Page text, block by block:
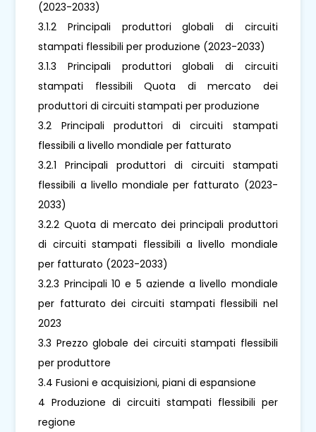
(2023-2033)
3.1.2 Principali produttori globali di circuiti
stampati flessibili per produzione (2023-2033)
3.1.3 Principali produttori globali di circuiti
stampati flessibili Quota di mercato dei
produttori di circuiti stampati per produzione
3.2 Principali produttori di circuiti stampati
flessibili a livello mondiale per fatturato
3.2.1 Principali produttori di circuiti stampati
flessibili a livello mondiale per fatturato (2023-
2033)
3.2.2 Quota di mercato dei principali produttori
di circuiti stampati flessibili a livello mondiale
per fatturato (2023-2033)
3.2.3 Principali 10 e 5 aziende a livello mondiale
per fatturato dei circuiti stampati flessibili nel
2023
3.3 Prezzo globale dei circuiti stampati flessibili
per produttore
3.4 Fusioni e acquisizioni, piani di espansione
4 Produzione di circuiti stampati flessibili per
regione